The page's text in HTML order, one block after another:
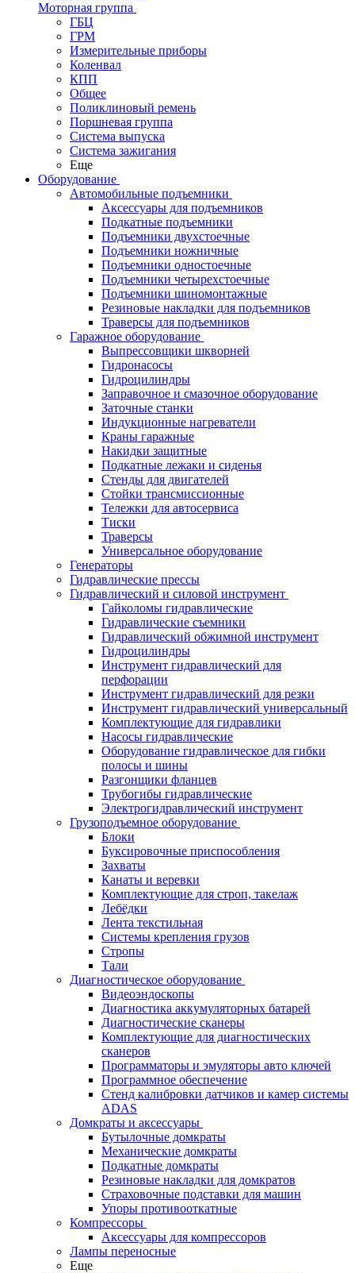
Моторная группа
ГБЦ
ГРМ
Измерительные приборы
Коленвал
КПП
Общее
Поликлиновый ремень
Поршневая группа
Система выпуска
Система зажигания
Еще
Оборудование
Автомобильные подъемники
Аксессуары для подъемников
Подкатные подъемники
Подъемники двухстоечные
Подъемники ножничные
Подъемники одностоечные
Подъемники четырехстоечные
Подъемники шиномонтажные
Резиновые накладки для подъемников
Траверсы для подъемников
Гаражное оборудование
Выпрессовщики шкворней
Гидронасосы
Гидроцилиндры
Заправочное и смазочное оборудование
Заточные станки
Индукционные нагреватели
Краны гаражные
Накидки защитные
Подкатные лежаки и сиденья
Стенды для двигателей
Стойки трансмиссионные
Тележки для автосервиса
Тиски
Траверсы
Универсальное оборудование
Генераторы
Гидравлические прессы
Гидравлический и силовой инструмент
Гайколомы гидравлические
Гидравлические съемники
Гидравлический обжимной инструмент
Гидроцилиндры
Инструмент гидравлический для
перфорации
Инструмент гидравлический для резки
Инструмент гидравлический универсальный
Комплектующие для гидравлики
Насосы гидравлические
Оборудование гидравлическое для гибки
полосы и шины
Разгонщики фланцев
Трубогибы гидравлические
Электрогидравлический инструмент
Грузоподъемное оборудование
Блоки
Буксировочные приспособления
Захваты
Канаты и веревки
Комплектующие для строп, такелаж
Лебёдки
Лента текстильная
Системы крепления грузов
Стропы
Тали
Диагностическое оборудование
Видеоэндоскопы
Диагностика аккумуляторных батарей
Диагностические сканеры
Комплектующие для диагностических
сканеров
Программаторы и эмуляторы авто ключей
Программное обеспечение
Стенд калибровки датчиков и камер системы
ADAS
Домкраты и аксессуары
Бутылочные домкраты
Механические домкраты
Подкатные домкраты
Резиновые накладки для домкратов
Страховочные подставки для машин
Упоры противооткатные
Компрессоры
Аксессуары для компрессоров
Лампы переносные
Еще